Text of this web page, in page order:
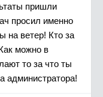
пришли
просил именно
на ветер! Кто за
можно в
то за что ты
администратора!